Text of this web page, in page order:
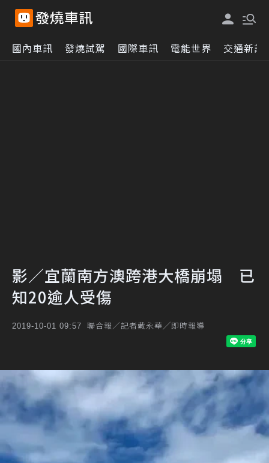
國內車訊 發燒試駕 國際車訊 電能世界 交通新訊
影／宜蘭南方澳跨港大橋崩塌 已
知20逾人受傷
2019-10-01 09:57 聯合報／記者戴永華╱即時報導